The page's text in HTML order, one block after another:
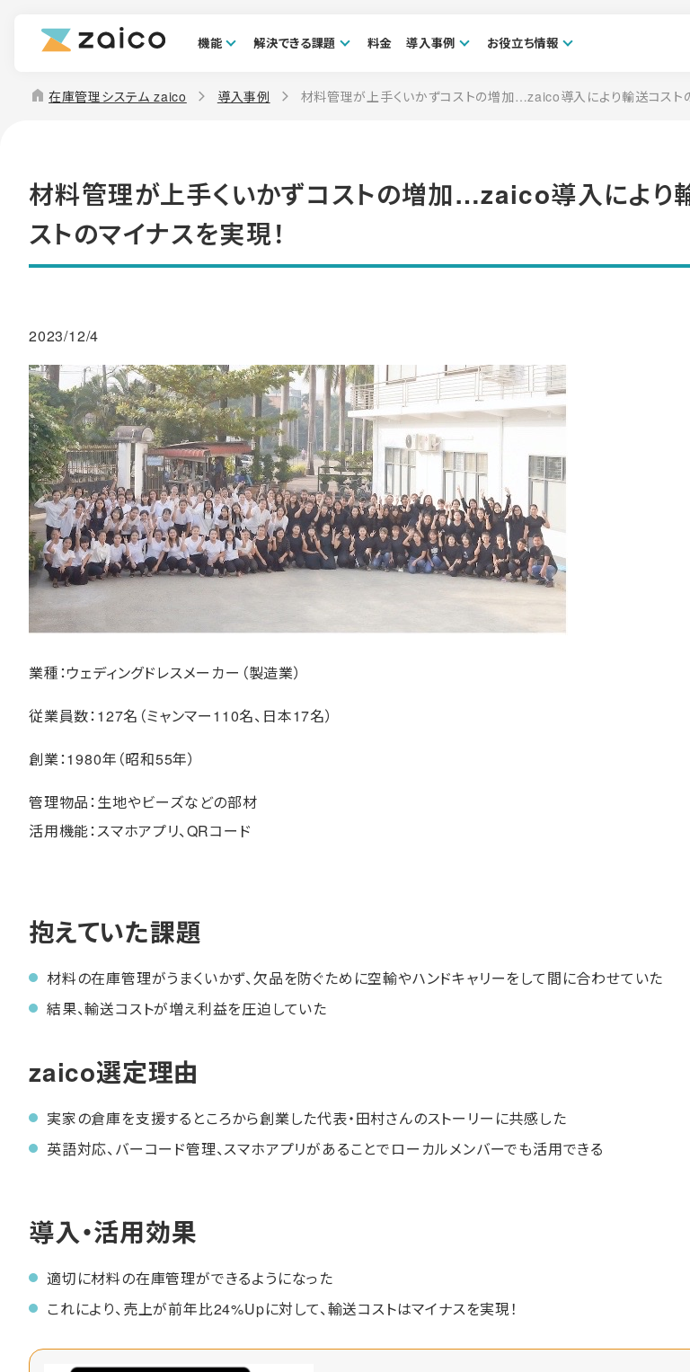
機能 解決できる課題 料金 導入事例 お役立ち情報
home 在庫管理システム zaico 導入事例 材料管理が上手くいかずコストの増加…zaico導入により輸送コスト
材料管理が上手くいかずコストの増加…zaico導入により
ストのマイナスを実現！
2023/12/4
業種：ウェディングドレスメーカー（製造業）
従業員数：127名（ミャンマー110名、日本17名）
創業：1980年（昭和55年）
管理物品：生地やビーズなどの部材
活用機能：スマホアプリ、QRコード
抱えていた課題
材料の在庫管理がうまくいかず、欠品を防ぐために空輸やハンドキャリーをして間に合わせていた
結果、輸送コストが増え利益を圧迫していた
zaico選定理由
実家の倉庫を支援するところから創業した代表・田村さんのストーリーに共感した
英語対応、バーコード管理、スマホアプリがあることでローカルメンバーでも活用できる
導入・活用効果
適切に材料の在庫管理ができるようになった
これにより、売上が前年比24%Upに対して、輸送コストはマイナスを実現！